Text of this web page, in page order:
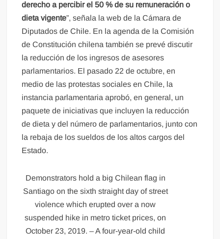
derecho a percibir el 50 % de su remuneración o
dieta vigente”, señala la web de la Cámara de
Diputados de Chile. En la agenda de la Comisión
de Constitución chilena también se prevé discutir
la reducción de los ingresos de asesores
parlamentarios. El pasado 22 de octubre, en
medio de las protestas sociales en Chile, la
instancia parlamentaria aprobó, en general, un
paquete de iniciativas que incluyen la reducción
de dieta y del número de parlamentarios, junto con
la rebaja de los sueldos de los altos cargos del
Estado.
Demonstrators hold a big Chilean flag in
Santiago on the sixth straight day of street
violence which erupted over a now
suspended hike in metro ticket prices, on
October 23, 2019. – A four-year-old child